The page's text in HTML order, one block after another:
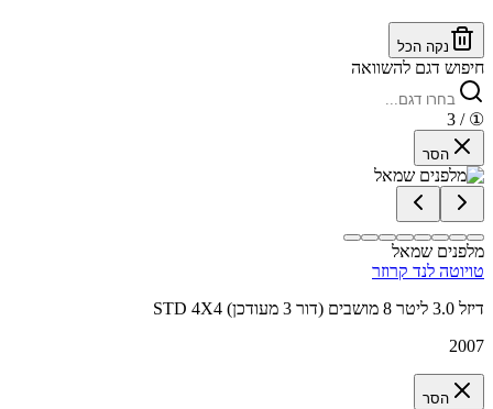
נקה הכל
חיפוש דגם להשוואה
①
/ 3
הסר
מלפנים שמאל
טויוטה לנד קרוזר
STD 4X4 דיזל 3.0 ליטר 8 מושבים (דור 3 מעודכן)
2007
הסר